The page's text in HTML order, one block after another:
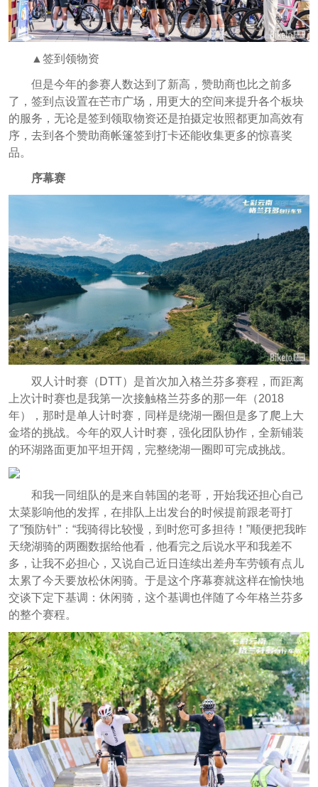
▲签到领物资
但是今年的参赛人数达到了新高，赞助商也比之前多
了，签到点设置在芒市广场，用更大的空间来提升各个板块
的服务，无论是签到领取物资还是拍摄定妆照都更加高效有
序，去到各个赞助商帐篷签到打卡还能收集更多的惊喜奖
品。
序幕赛
双人计时赛（DTT）是首次加入格兰芬多赛程，而距离
上次计时赛也是我第一次接触格兰芬多的那一年（2018
年），那时是单人计时赛，同样是绕湖一圈但是多了爬上大
金塔的挑战。今年的双人计时赛，强化团队协作，全新铺装
的环湖路面更加平坦开阔，完整绕湖一圈即可完成挑战。
和我一同组队的是来自韩国的老哥，开始我还担心自己
太菜影响他的发挥，在排队上出发台的时候提前跟老哥打
了”预防针”：“我骑得比较慢，到时您可多担待！”顺便把我昨
天绕湖骑的两圈数据给他看，他看完之后说水平和我差不
多，让我不必担心，又说自己近日连续出差舟车劳顿有点儿
太累了今天要放松休闲骑。于是这个序幕赛就这样在愉快地
交谈下定下基调：休闲骑，这个基调也伴随了今年格兰芬多
的整个赛程。